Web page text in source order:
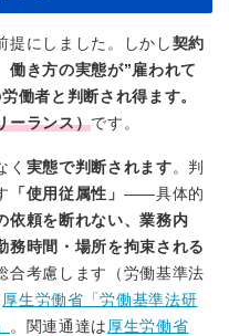
提にしました。しかし 契約
働き方の実態が”雇われて
働者と判断され得ます。
ーランス）です。
く 実態で判断されます 。判
「使用従属性」 ——具体的
頼を断れない、業務内
務時間・場所を拘束される
考慮します（労働基準法
厚生労働省「労働基準法研
。関連通達は 厚生労働省